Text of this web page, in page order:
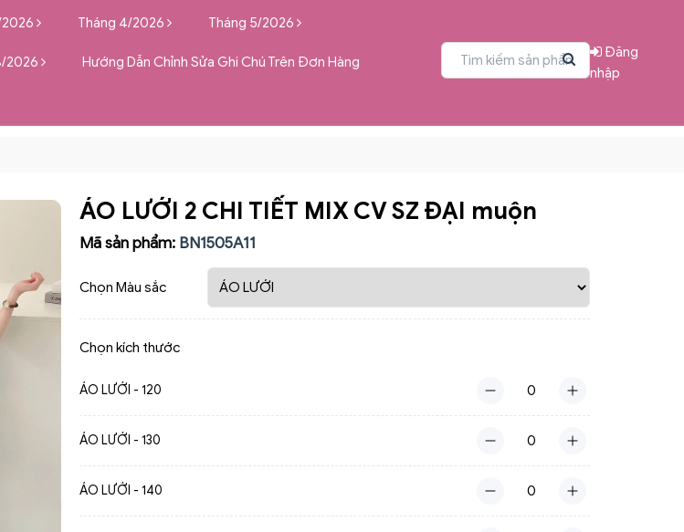
Tháng 4/2026 Tháng 5/2026
2026 Hướng Dẫn Chỉnh Sửa Ghi Chú Trên Đơn Hàng
Đăng
nhập
ÁO LƯỚI 2 CHI TIẾT MIX CV SZ ĐẠI muộn
Mã sản phẩm: BN1505A11
Chọn Màu sắc
Chọn kích thước
ÁO LƯỚI - 120
ÁO LƯỚI - 130
ÁO LƯỚI - 140